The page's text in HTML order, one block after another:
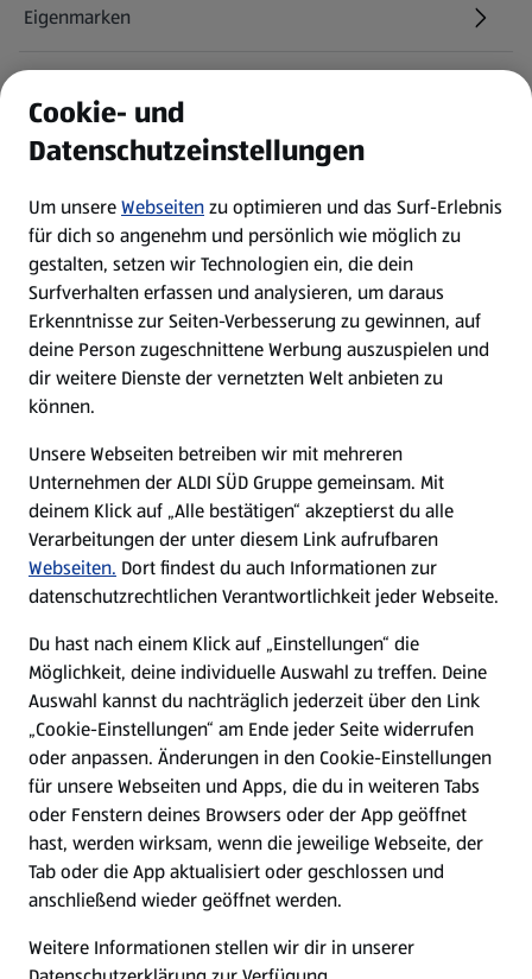
Eigenmarken
Newsletter
WhatsApp
Über ALDI SÜD
Filialen
Nachhaltigkeit
Karriere
Presse
Hilfe & Kontakt
(öffnet in einem neuen Tab)
Unternehmen
Folge uns hier:
Cookie- und
Datenschutzeinstellungen
Um unsereWebseitenzu optimieren und das Surf-Erlebnis
für dich so angenehm und persönlich wie möglich zu
gestalten, setzen wir Technologien ein, die dein
Surfverhalten erfassen und analysieren, um daraus
Erkenntnisse zur Seiten-Verbesserung zu gewinnen, auf
deine Person zugeschnittene Werbung auszuspielen und
dir weitere Dienste der vernetzten Welt anbieten zu
können.
Unsere Webseiten betreiben wir mit mehreren
Unternehmen der ALDI SÜD Gruppe gemeinsam. Mit
deinem Klick auf „Alle bestätigen“ akzeptierst du alle
Verarbeitungen der unter diesem Link aufrufbaren
Webseiten. Dort findest du auch Informationen zur
datenschutzrechtlichen Verantwortlichkeit jeder Webseite.
Du hast nach einem Klick auf „Einstellungen“ die
Möglichkeit, deine individuelle Auswahl zu treffen. Deine
Auswahl kannst du nachträglich jederzeit über den Link
„Cookie-Einstellungen“ am Ende jeder Seite widerrufen
oder anpassen. Änderungen in den Cookie-Einstellungen
für unsere Webseiten und Apps, die du in weiteren Tabs
oder Fenstern deines Browsers oder der App geöffnet
hast, werden wirksam, wenn die jeweilige Webseite, der
Tab oder die App aktualisiert oder geschlossen und
anschließend wieder geöffnet werden.
Weitere Informationen stellen wir dir in unserer